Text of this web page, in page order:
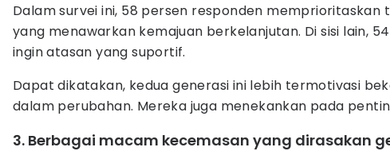
Dalam survei ini, 58 persen responden
yang menawarkan kemajuan berkelanjutan. Di sisi lain,
ingin atasan yang suportif.
Dapat dikatakan, kedua generasi ini lebih termotivasi
dalam perubahan. Mereka juga menekankan pada
3. Berbagai macam kecemasan yang dirasakan